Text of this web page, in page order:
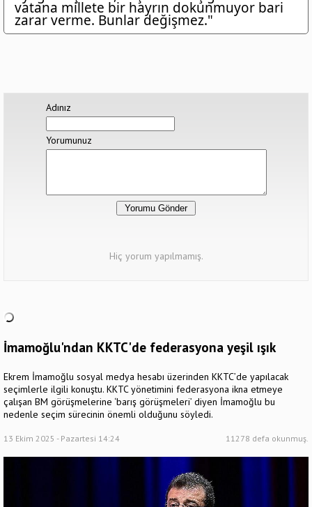
vatana millete bir hayrın dokunmuyor bari
zarar verme. Bunlar değişmez."
Adınız
Yorumunuz
Hiç yorum yapılmamış.
İmamoğlu'ndan KKTC'de federasyona yeşil ışık
Ekrem İmamoğlu sosyal medya hesabı üzerinden KKTC’de yapılacak
seçimlerle ilgili konuştu. KKTC yönetimini federasyona ikna etmeye
çalışan BM görüşmelerine ‘barış görüşmeleri’ diyen İmamoğlu bu
nedenle seçim sürecinin önemli olduğunu söyledi.
13 Ekim 2025 - Pazartesi 14:24 11278 defa okunmuş.